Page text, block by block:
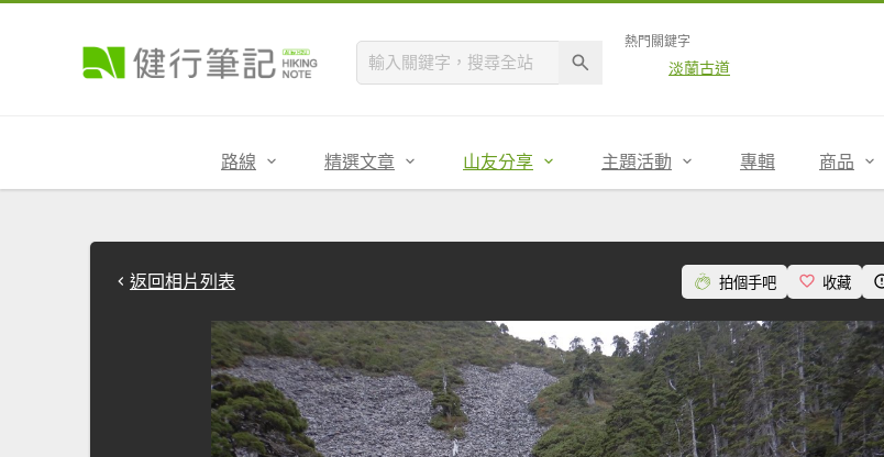
熱門關鍵字
淡蘭古道
路線 精選文章 山友分享 主題活動 專輯 商品
返回相片列表 拍個手吧 收藏